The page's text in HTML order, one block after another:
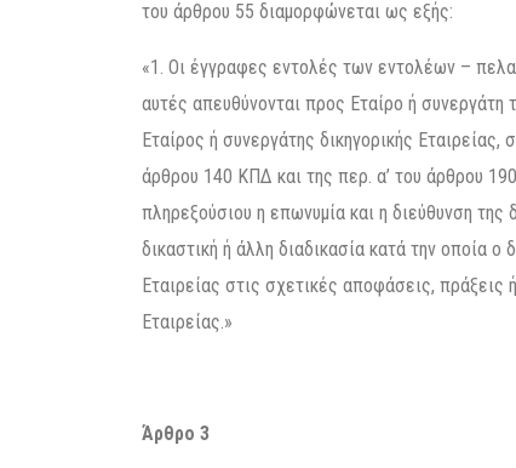
του άρθρου 55 διαμορφώνεται ως εξής:
«1. Οι έγγραφες εντολές των εντολέων –
αυτές απευθύνονται προς Εταίρο ή συνεργάτη
Εταίρος ή συνεργάτης δικηγορικής
άρθρου 140 ΚΠΔ και της περ. α’ του άρθρου
πληρεξούσιου η επωνυμία και η διεύθυνση της
δικαστική ή άλλη διαδικασία κατά την οποία
Εταιρείας στις σχετικές αποφάσεις, πράξεις
Εταιρείας.»
Άρθρο 3